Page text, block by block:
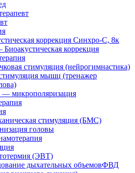
коррекция Синхро-С, 8к
коррекция
стимуляция (нейрогимнастика)
мышц (тренажер
микрополяризация
стимуляция (БМС)
головы
(ЭВТ)
дыхательных объемовФВД